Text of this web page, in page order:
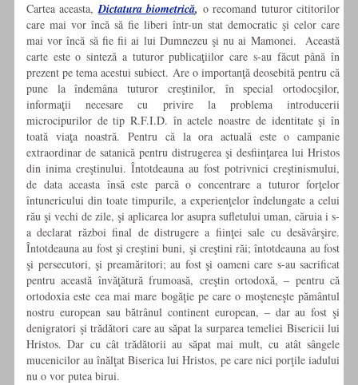
Cartea aceasta,Dictatura biometrică, o recomand tuturor cititorilor
care mai vor încă să fie liberi într-un stat democratic şi celor care
mai vor încă să fie fii ai lui Dumnezeu şi nu ai Mamonei. Această
carte este o sinteză a tuturor publicaţiilor care s-au făcut până în
prezent pe tema acestui subiect. Are o importanţă deosebită pentru că
pune la îndemâna tuturor creştinilor, în special ortodocşilor,
informaţii necesare cu privire la problema introducerii
microcipurilor de tip R.F.I.D. în actele noastre de identitate şi în
toată viaţa noastră. Pentru că la ora actuală este o campanie
extraordinar de satanică pentru distrugerea şi desfiinţarea lui Hristos
din inima creştinului. Întotdeauna au fost potrivnici creştinismului,
de data aceasta însă este parcă o concentrare a tuturor forţelor
întunericului din toate timpurile, a experienţelor îndelungate a celui
rău şi vechi de zile, şi aplicarea lor asupra sufletului uman, căruia i s-
a declarat război final de distrugere a fiinţei sale cu desăvârşire.
Întotdeauna au fost şi creştini buni, şi creştini răi; întotdeauna au fost
şi persecutori, şi preamăritori; au fost şi oameni care s-au sacrificat
pentru această învăţătură frumoasă, creştin ortodoxă, – pentru că
ortodoxia este cea mai mare bogăţie pe care o moşteneşte pământul
nostru european sau bătrânul continent european, – dar au fost şi
denigratori şi trădători care au săpat la surparea temeliei Bisericii lui
Hristos. Dar cu cât trădătorii au săpat mai mult, cu atât sângele
mucenicilor au înălţat Biserica lui Hristos, pe care nici porţile iadului
nu o vor putea birui.